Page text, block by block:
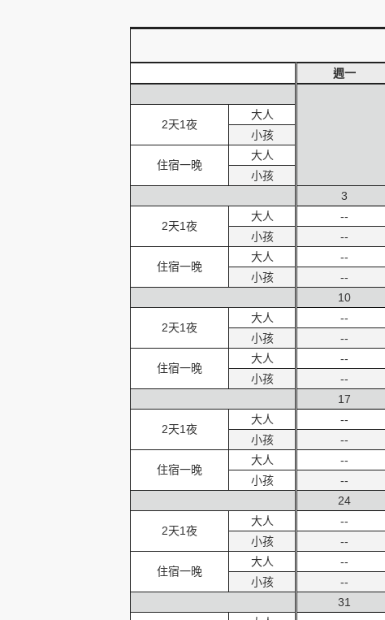
2天1夜
大人
小孩
住宿一晚
大人
小孩
2天1夜
大人
小孩
住宿一晚
大人
小孩
2天1夜
大人
小孩
住宿一晚
大人
小孩
2天1夜
大人
小孩
住宿一晚
大人
小孩
2天1夜
大人
小孩
住宿一晚
大人
小孩
週一
3
--
--
--
--
10
--
--
--
--
17
--
--
--
--
24
--
--
--
--
31